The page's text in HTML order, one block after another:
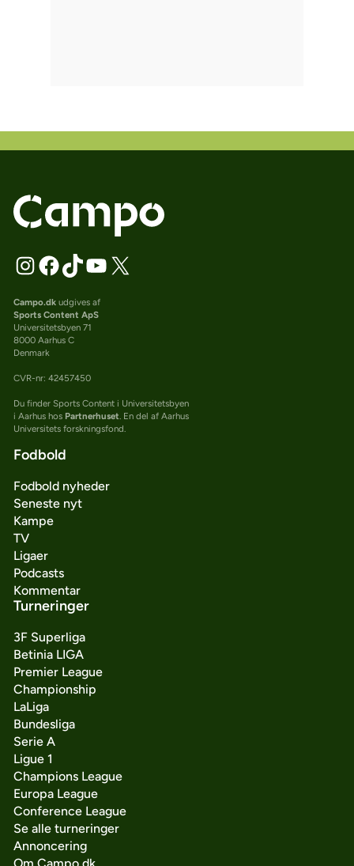
Campo.dkudgives af
Sports Content ApS
Universitetsbyen 71
8000 Aarhus C
Denmark
CVR-nr: 42457450
Du finder Sports Content i Universitetsbyen
i Aarhus hos Partnerhuset. En del af Aarhus
Universitets forskningsfond.
Fodbold
Fodbold nyheder
Seneste nyt
Kampe
TV
Ligaer
Podcasts
Kommentar
Turneringer
3F Superliga
Betinia LIGA
Premier League
Championship
LaLiga
Bundesliga
Serie A
Ligue 1
Champions League
Europa League
Conference League
Se alle turneringer
Annoncering